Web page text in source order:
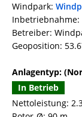
Windpark:
Inbetriebnahme:
Betreiber:
Geoposition:
Anlagentyp:
In Betrieb
Nettoleistung: